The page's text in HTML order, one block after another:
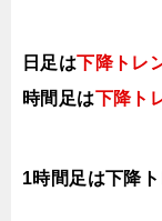
日足は下降トレ
時間足は下降ト
1時間足は下降ト